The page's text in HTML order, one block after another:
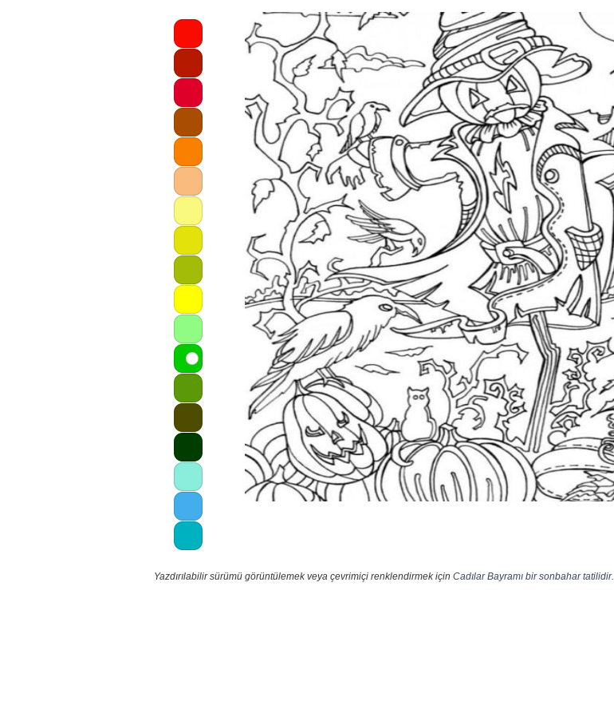
Yazdırılabilir sürümü görüntülemek veya çevrimiçi renklendirmek için Cadılar Bayramı bir sonbahar tatilidir.